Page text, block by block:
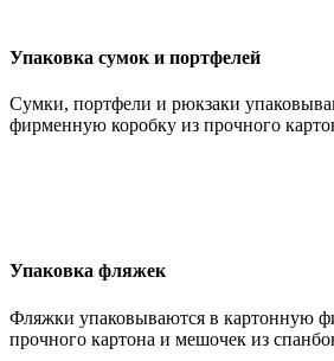
Упаковка сумок и портфелей
Сумки, портфели и рюкзаки
фирменную коробку из прочного
Упаковка фляжек
Фляжки упаковываются в картонную
прочного картона и мешочек из